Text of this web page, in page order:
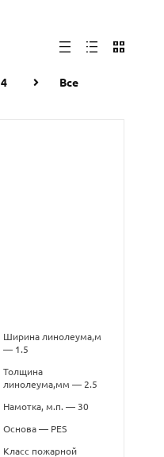
4 Все
Ширина линолеума,м
— 1.5
Толщина
линолеума,мм — 2.5
Намотка, м.п. — 30
Основа — PES
Класс пожарной